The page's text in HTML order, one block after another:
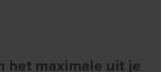
het maximale uit je